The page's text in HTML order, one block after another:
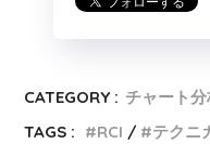
CATEGORY : チャート
TAGS :
RCI テクニ